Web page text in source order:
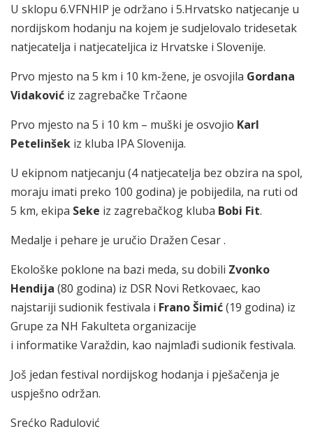
U sklopu 6.VFNHIP je održano i 5.Hrvatsko natjecanje u
nordijskom hodanju na kojem je sudjelovalo tridesetak
natjecatelja i natjecateljica iz Hrvatske i Slovenije.
Prvo mjesto na 5 km i 10 km-žene, je osvojila Gordana
Vidaković iz zagrebačke Trčaone
Prvo mjesto na 5 i 10 km – muški je osvojio Karl
Petelinšek iz kluba IPA Slovenija.
U ekipnom natjecanju (4 natjecatelja bez obzira na spol,
moraju imati preko 100 godina) je pobijedila, na ruti od
5 km, ekipa Seke iz zagrebačkog kluba Bobi Fit.
Medalje i pehare je uručio Dražen Cesar .
Ekološke poklone na bazi meda, su dobili Zvonko
Hendija (80 godina) iz DSR Novi Retkovaec, kao
najstariji sudionik festivala i Frano Šimić(19 godina) iz
Grupe za NH Fakulteta organizacije
i informatike Varaždin, kao najmlađi sudionik festivala.
Još jedan festival nordijskog hodanja i pješačenja je
uspješno održan.
Srećko Radulović